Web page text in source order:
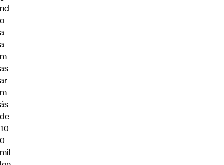
nd
o
a
a
m
as
ar
m
ás
de
10
0
mil